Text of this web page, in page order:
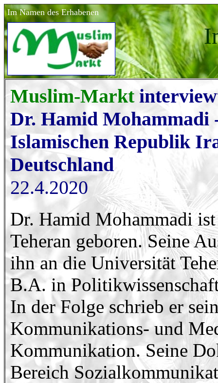
Im Namen des Erhabenen
Muslim-Markt
Dr. Hamid
Islamischen Republik
Deutschland
22.4.2020
Dr. Hamid Mohammadi
Teheran geboren. Seine
ihn an die Universität
B.A. in
In der Folge schrieb er
Kommunikations- und
Kommunikation. Seine
Bereich